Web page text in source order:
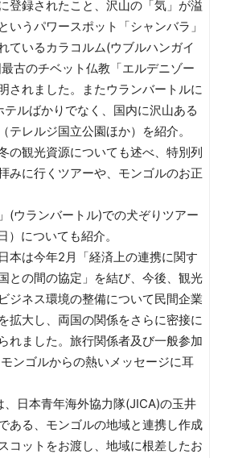
登録されたこと、沢山の「気」が溢
いうパワースポット「シャンバラ」
ているカラコルム(ウブルハンガイ
古のチベット仏教「エルデニゾー
されました。またウランバートルに
ルばかりでなく、国内に沢山ある
テレルジ国立公園ほか）を紹介。
の観光資源についても述べ、特別列
みに行くツアーや、モンゴルのお正
(ウランバートル)での犬ぞりツアー
についても紹介。
本は今年2月「経済上の連携に関す
との間の協定」を結び、今後、観光
ジネス環境の整備について民間企業
拡大し、両国の関係をさらに密接に
れました。旅行関係者及び一般参加
ンゴルからの熱いメッセージに耳
、日本青年海外協力隊(JICA)の玉井
ある、モンゴルの地域と連携し作成
コットをお渡し、地域に根差したお